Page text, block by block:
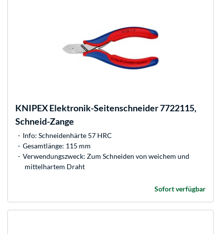
KNIPEXElektronik-Seitenschneider 7722115,
Schneid-Zange
Info: Schneidenhärte 57 HRC
Gesamtlänge: 115 mm
Verwendungszweck: Zum Schneiden von weichem und
mittelhartem Draht
Sofort verfügbar